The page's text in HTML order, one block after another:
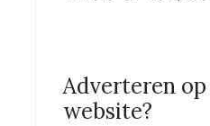
Adverteren op
website?